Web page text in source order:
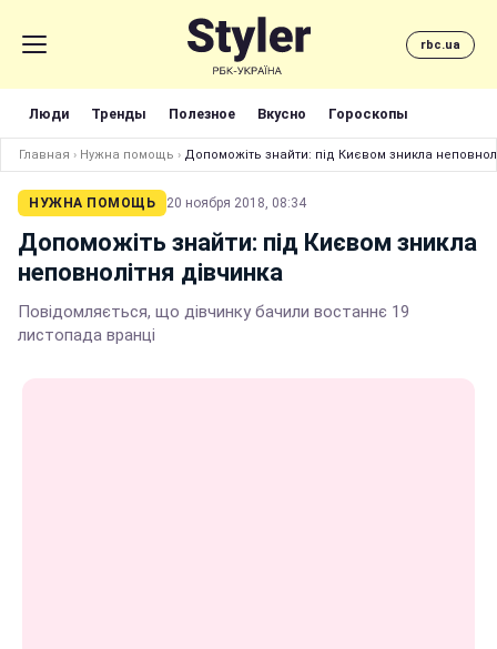
rbc.ua
Люди Тренды Полезное Вкусно Гороскопы
Главная › Нужна помощь › Допоможіть знайти: під Києвом зникла
НУЖНА ПОМОЩЬ 20 ноября 2018, 08:34
Допоможіть знайти: під Києвом зникла
неповнолітня дівчинка
Повідомляється, що дівчинку бачили востаннє 19
листопада вранці